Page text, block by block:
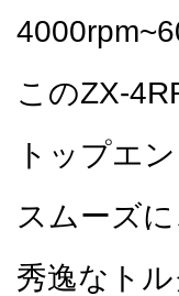
このZX-
トップエ
スムーズ
秀逸なト